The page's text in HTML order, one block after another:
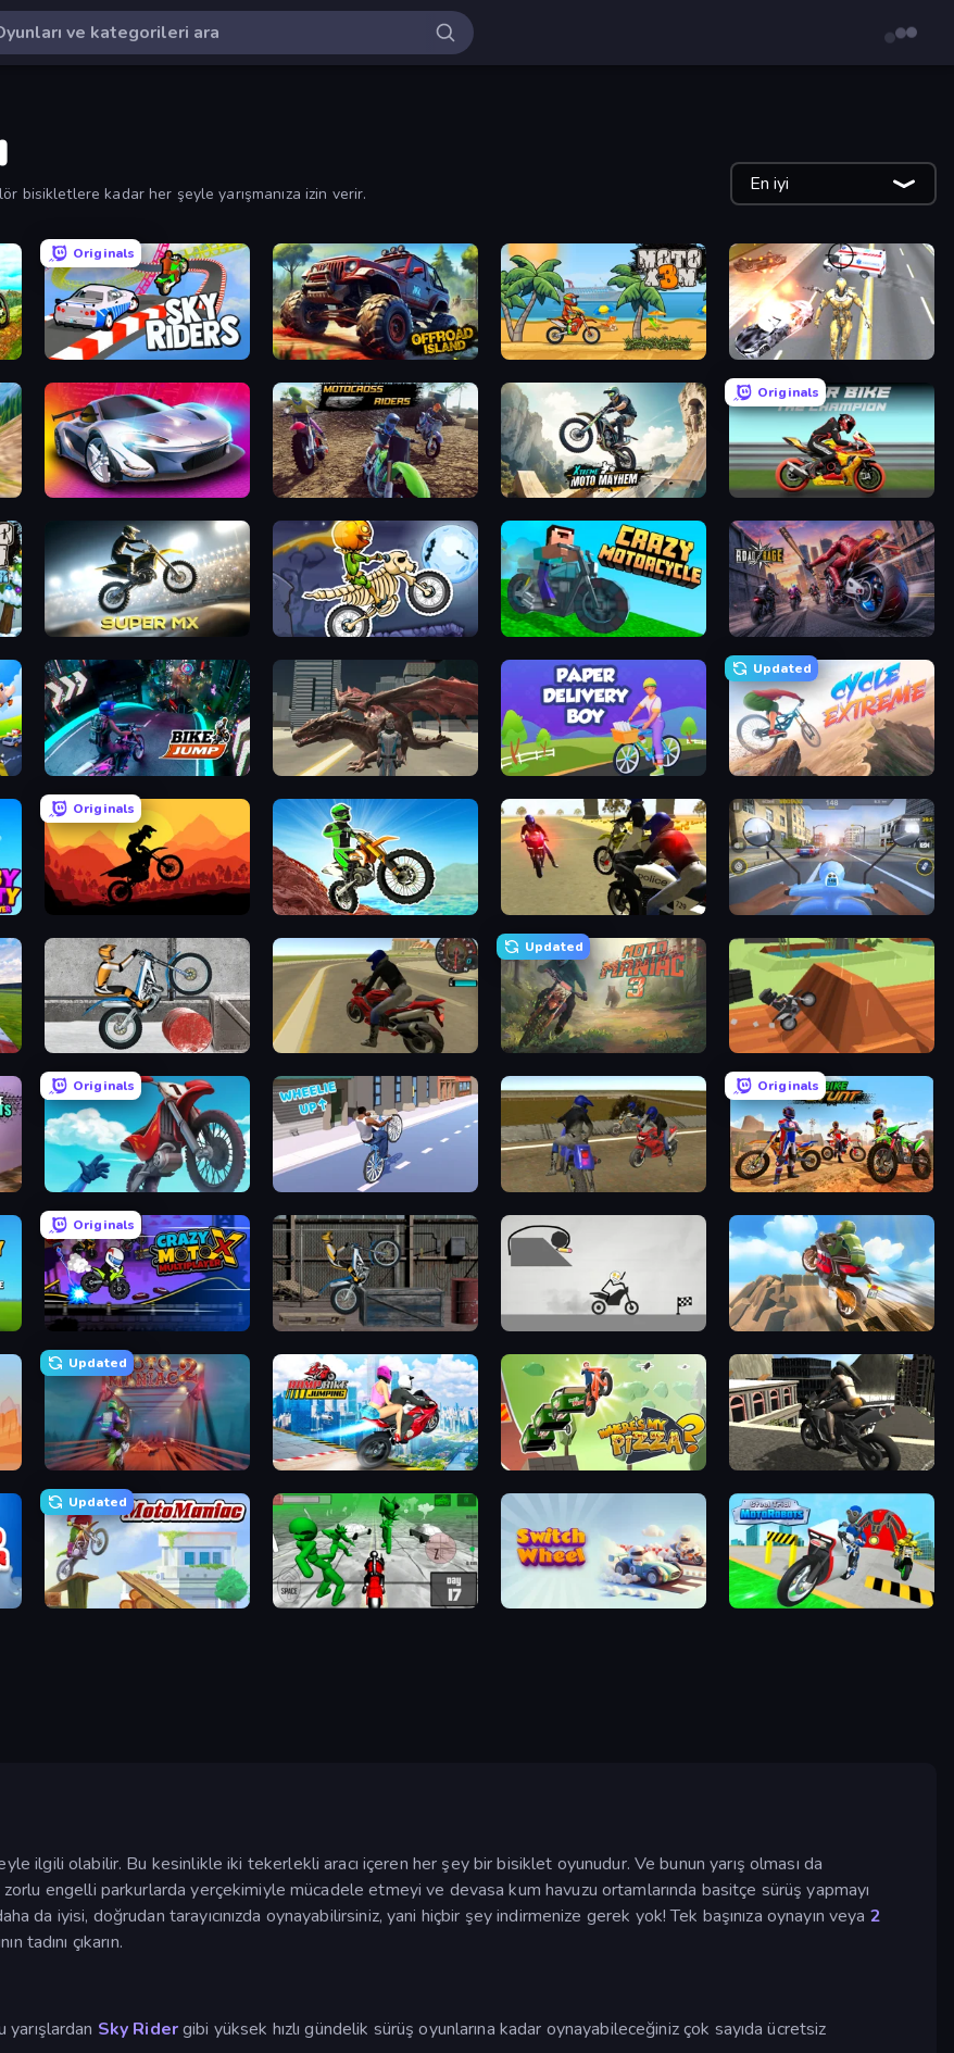
bisikletlere kadar her şeyle yarışmanıza izin verir. En iyi
Originals
Sky Riders Offroad Island Moto X3M Super Crime Steel War Hero
Grand Cyber City MotoCross Riders Xtreme Moto Mayhem
Originals
Super Bike The Champion
Super MX - Last Season Moto X3M 6: Spooky Land Crazy Motorcycle Road Rage
Bike Jump Dragon Vice City Paper Delivery Boy
Updated
Cycle Extreme
Originals
Sunset Bike Racing Dirt Bike Mad Skills 3D Moto Simulator 2 Moto Racing Club
Trials Ice Ride Moto Rider 3D
Updated
Moto Maniac 3 Blocky Trials
Originals
Airborne Motocross Crazy Moto Stunts
Originals
Bike Stunts Race Bike Games 3D
Paper Boy Race: Running Game
Originals
Crazy MotoX Multiplayer Trials Ride Cartoon Moto Stunt
Updated
Moto Maniac 2 Ramp Bike Jumping Where's My Pizza? Stunt Mania 3D
Updated
Moto Maniac Stickman Zombie: Motorcycle Switch Wheel: Race Master Moto Robots: Steel Trial
ilgili olabilir. Bu kesinlikle iki tekerlekli aracı içeren her şey bir bisiklet oyunudur. Ve bunun yarış olması da
zorlu engelli parkurlarda yerçekimiyle mücadele etmeyi ve devasa kum havuzu ortamlarında basitçe sürüş yapmayı
da iyisi, doğrudan tarayıcınızda oynayabilirsiniz, yani hiçbir şey indirmenize gerek yok! Tek başınıza oynayın veya 2
tadını çıkarın.
Sky Ridergibi yüksek hızlı gündelik sürüş oyunlarına kadar oynayabileceğiniz çok sayıda ücretsiz